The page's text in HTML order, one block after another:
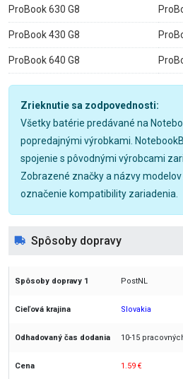
ProBook 630 G8
ProBook 430 G8
ProBook 640 G8
Zrieknutie sa zodpovednosti:
Všetky batérie predávané na
popredajnými výrobkami.
spojenie s pôvodnými výrobcami
Zobrazené značky a názvy
označenie kompatibility zariadenia.
Spôsoby dopravy
PostNL
Slovakia
10-15
1.59 €